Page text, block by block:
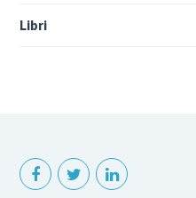
Libri